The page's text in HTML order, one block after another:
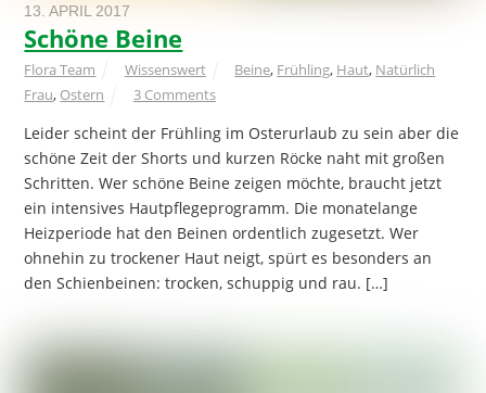
13. APRIL 2017
Schöne Beine
Flora Team Wissenswert Beine, Frühling, Haut, Natürlich
Frau, Ostern 3 Comments
Leider scheint der Frühling im Osterurlaub zu sein aber die
schöne Zeit der Shorts und kurzen Röcke naht mit großen
Schritten. Wer schöne Beine zeigen möchte, braucht jetzt
ein intensives Hautpflegeprogramm. Die monatelange
Heizperiode hat den Beinen ordentlich zugesetzt. Wer
ohnehin zu trockener Haut neigt, spürt es besonders an
den Schienbeinen: trocken, schuppig und rau. […]